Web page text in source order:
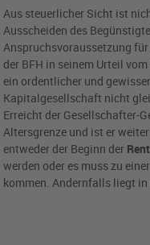
Aus steuerlicher Sicht ist
Ausscheiden des
Anspruchsvoraussetzung
der BFH in seinem Urteil
ein ordentlicher und
Kapitalgesellschaft nicht
Erreicht der Gesellschafter-
Altersgrenze und ist er
entweder der Beginn der
werden oder es muss zu
kommen. Andernfalls liegt in